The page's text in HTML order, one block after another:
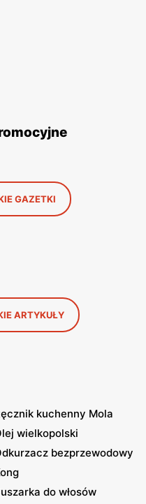
GAZETKI
ARTYKUŁY
kuchenny Mola
wielkopolski
bezprzewodowy
do włosów